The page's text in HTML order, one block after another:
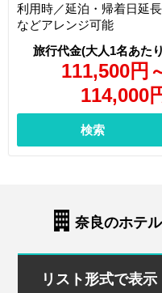
111,500円
114,000
利用時／延泊・帰着日延長
などアレンジ可能
検索
奈良のホテ
リスト形式で表示